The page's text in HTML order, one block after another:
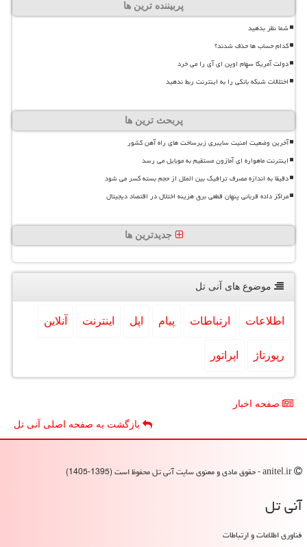
پربیننده ترین ها
شما نظر بدهید
کدام حساب ها حذف شدند؟
دولت آمریکا سهام اوپن ای آی را می خرد
اختلالات شبکه بانکی را به اینترنت ربط ندهید
پربحث ترین ها
آخرین وضعیت امنیت سایبری زیرساخت های راه آهن کشور
اینترنت ماهواره ای آمازون مستقیم به موبایل می رسد
دقیقا به اندازه مصرف ترافیک بین الملل از حجم بسته کسر می شود
مراکز داده قربانی پنهان قطعی برق هزینه اختلال در اقتصاد دیجیتال
جدیدترین ها
موضوع های آنی تل
اطلاعات ارتباطات پیام اپل اینترنت آنلاین
رپورتاژ اپراتور
صفحه اخبار
بازگشت به صفحه اصلی آنی تل
آنی تل
فناوری اطلاعات و ارتباطات